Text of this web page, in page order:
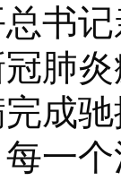
记
肺
成
一